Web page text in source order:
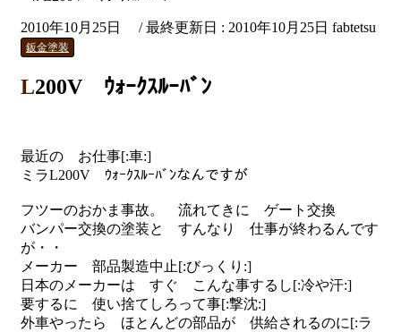
2010年10月25日 / 最終更新日 : 2010年10月25日 fabtetsu
鈑金塗装
L200V ｳｫｰｸｽﾙｰﾊﾞﾝ
最近の お仕事[:車:]
ミラL200V ｳｫｰｸｽﾙｰﾊﾞﾝなんですが
フツーのおかま事故。 流れてきに ゲート交換
バンパー交換の塗装と すんなり 仕事が終わるんです
が・・
メーカー 部品製造中止[:びっくり:]
日本のメーカーは すぐ こんな事するし[:冷や汗:]
要するに 使い捨てしろって事[:撃沈:]
外車やったら ほとんどの部品が 供給されるのに[:ラ